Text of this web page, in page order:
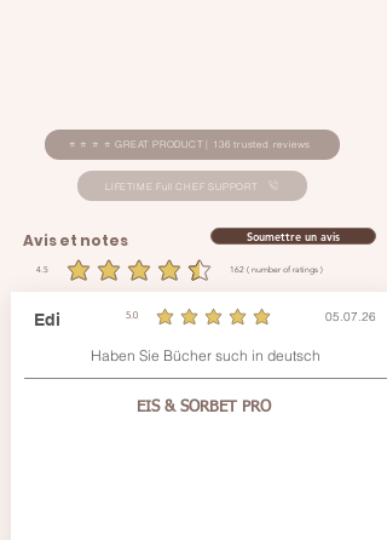
⭐ ⭐ ⭐ ⭐ GREAT PRODUCT | 136 trusted reviews
LIFETIME Full CHEF SUPPORT
Avis et notes Soumettre un avis
4.5 162 ( number of ratings )
la note moyenne est 4.5 sur 5, d'après 162 votes, (
Edi 5.0
la note moyenne est 5 sur 5 05.07.26
Haben Sie Bücher such in deutsch
EIS & SORBET PRO